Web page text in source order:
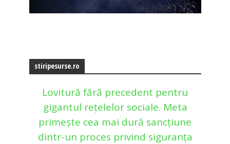
stiripesurse.ro
Lovitură fără precedent pentru
gigantul rețelelor sociale. Meta
primește cea mai dură sancțiune
dintr-un proces privind siguranța